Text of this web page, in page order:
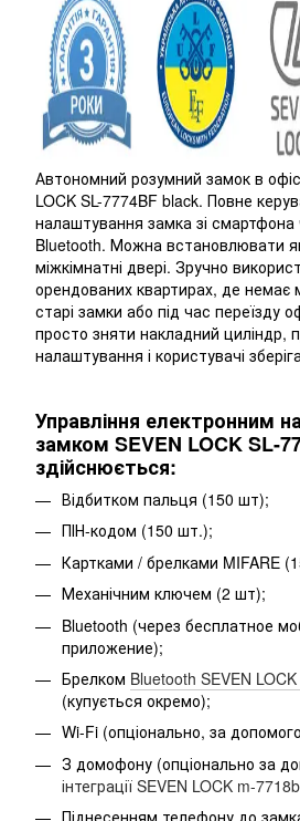
Автономний розумний замок в
LOCK SL-7774BF black. Повне
налаштування замка зі смартфона
Bluetooth. Можна встановлювати як
міжкімнатні двері. Зручно
орендованих квартирах, де немає
старі замки або під час переїзду
просто зняти накладний циліндр,
налаштування і користувачі
Управління електронним
замком SEVEN LOCK SL-
здійснюється:
Відбитком пальця (150 шт);
ПІН-кодом (150 шт.);
Картками / брелками MIFARE
Механічним ключем (2 шт);
Bluetooth (через бесплатное
приложение);
Брелком Bluetooth SEVEN
(купується окремо);
Wi-Fi (опціонально, за
З домофону (опціонально за
інтеграції SEVEN LOCK m-